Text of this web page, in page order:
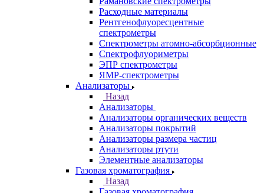
Инфракрасные микроскопы
Лазерные спектрометры
Масс спектрометры
Оптико-эмиссионные спектрометры
Портативные
рентгенофлуоресцентные анализаторы
Приставки к спектрометрам
Рамановские спектрометры
Расходные материалы
Рентгенофлуоресцентные
спектрометры
Спектрометры атомно-абсорбционные
Спектрофлуориметры
ЭПР спектрометры
ЯМР-спектрометры
Анализаторы
Назад
Анализаторы